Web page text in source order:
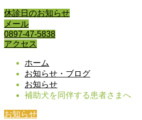
休診日のお知らせ
メール
0897-47-5838
アクセス
ホーム
お知らせ・ブログ
お知らせ
補助犬を同伴する患者さまへ
お知らせ